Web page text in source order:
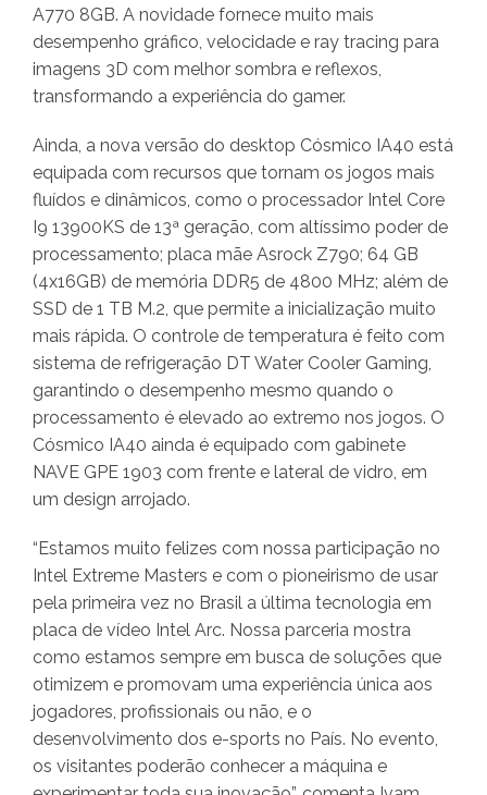
A770 8GB. A novidade fornece muito mais
desempenho gráfico, velocidade e ray tracing para
imagens 3D com melhor sombra e reflexos,
transformando a experiência do gamer.
Ainda, a nova versão do desktop Cósmico IA40 está
equipada com recursos que tornam os jogos mais
fluídos e dinâmicos, como o processador Intel Core
I9 13900KS de 13ª geração, com altíssimo poder de
processamento; placa mãe Asrock Z790; 64 GB
(4x16GB) de memória DDR5 de 4800 MHz; além de
SSD de 1 TB M.2, que permite a inicialização muito
mais rápida. O controle de temperatura é feito com
sistema de refrigeração DT Water Cooler Gaming,
garantindo o desempenho mesmo quando o
processamento é elevado ao extremo nos jogos. O
Cósmico IA40 ainda é equipado com gabinete
NAVE GPE 1903 com frente e lateral de vidro, em
um design arrojado.
“Estamos muito felizes com nossa participação no
Intel Extreme Masters e com o pioneirismo de usar
pela primeira vez no Brasil a última tecnologia em
placa de vídeo Intel Arc. Nossa parceria mostra
como estamos sempre em busca de soluções que
otimizem e promovam uma experiência única aos
jogadores, profissionais ou não, e o
desenvolvimento dos e-sports no País. No evento,
os visitantes poderão conhecer a máquina e